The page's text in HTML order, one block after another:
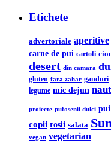
Etichete
advertoriale aperitive
carne de pui cartofi
desert din camara
gluten fara zahar ganduri
legume mic dejun naut
proiecte pufosenii dulci pui
copii rosii salata
vegan vegetarian